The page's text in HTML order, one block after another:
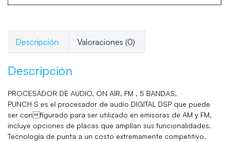
Descripción Valoraciones (0)
Descripción
PROCESADOR DE AUDIO, ON AIR, FM , 5 BANDAS,
PUNCH S es el procesador de audio DIGITAL DSP que puede
ser configurado para ser utilizado en emisoras de AM y FM,
incluye opciones de placas que amplían sus funcionalidades.
Tecnología de punta a un costo extremamente competitivo.